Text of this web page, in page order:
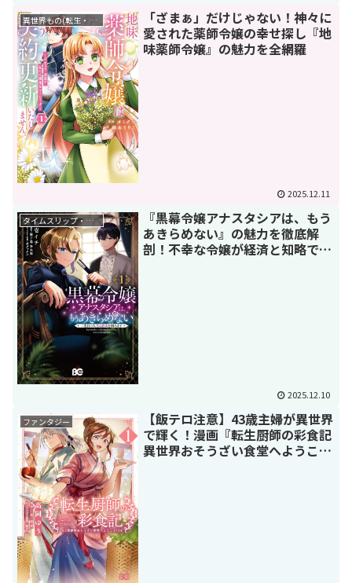
異世界もの(転生・転移・成り上がり・異世界ファンタジー)
「ざまぁ」だけじゃない！神々に
愛された薬師令嬢の幸せ探し『地
味薬師令嬢』の魅力を全網羅
2025.12.11
タイムスリップ・タイムリープ
『黒幕令嬢アナスタシアは、もう
あきらめない』の魅力を徹底解
剖！不幸な令嬢が経済と知略で世
2025.12.10
ファンタジー
【飯テロ注意】43歳主婦が異世界
で輝く！漫画『転生厨師の彩食記
異世界おそうざい食堂へようこ